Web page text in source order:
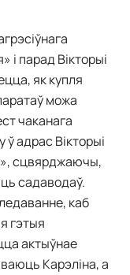
і парад Вікторыі
як купля
можа
чаканага
адрас Вікторыі
сцвярджаючы,
садаводаў.
каб
гэтыя
актыўнае
Карэліна, а